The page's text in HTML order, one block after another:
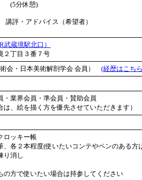
憩)
評・アドバイス（希望者）
武蔵境駅北口）
２丁目３番７号
会・日本美術解剖学会 会員） (経歴はこち
・業界会員・準会員・賛助会員
は、絵を描く方を優先させていただきます）
ロッキー帳
、各２本程度(使いたいコンテやペンのある方
り消し
の方で使いたい場合は持参してください